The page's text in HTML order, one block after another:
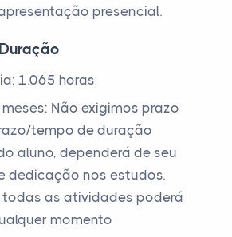
presencial.
1.065 horas
Não exigimos prazo
tempo de duração
aluno, dependerá de seu
dedicação nos estudos.
todas as atividades poderá
momento